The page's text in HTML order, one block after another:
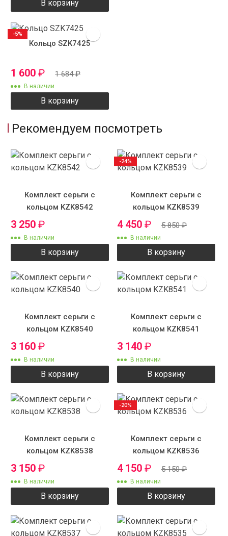
В корзину
Кольцо SZK7425
1 600 ₽ 1 684₽
В наличии
В корзину
-5%
Рекомендуем посмотреть
Комплект серьги с
кольцом KZK8542
3 250 ₽
В наличии
В корзину
Комплект серьги с
кольцом KZK8539
4 450 ₽ 5 850₽
В наличии
В корзину
-24%
Комплект серьги с
кольцом KZK8540
3 160 ₽
В наличии
В корзину
Комплект серьги с
кольцом KZK8541
3 140 ₽
В наличии
В корзину
Комплект серьги с
кольцом KZK8538
3 150 ₽
В наличии
В корзину
Комплект серьги с
кольцом KZK8536
4 150 ₽ 5 150₽
В наличии
В корзину
-20%